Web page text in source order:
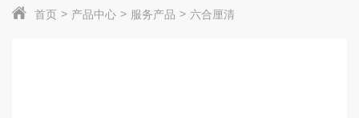
首页 产品中心 服务产品 六合厘清